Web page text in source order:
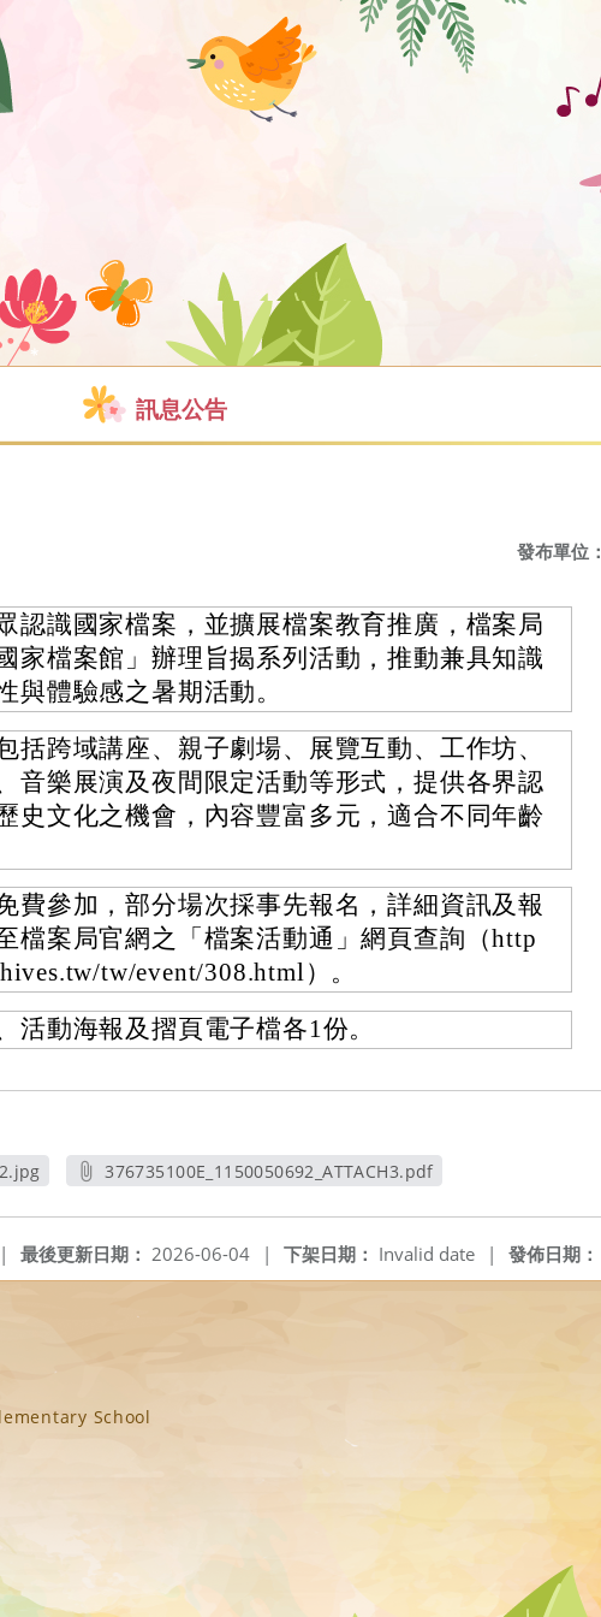
訊息公告
發布單位：
認識國家檔案，並擴展檔案教育推廣，檔案局
家檔案館」辦理旨揭系列活動，推動兼具知識
與體驗感之暑期活動。
括跨域講座、親子劇場、展覽互動、工作坊、
音樂展演及夜間限定活動等形式，提供各界認
史文化之機會，內容豐富多元，適合不同年齡
費參加，部分場次採事先報名，詳細資訊及報
檔案局官網之「檔案活動通」網頁查詢（http
tw/event/308.html）。
活動海報及摺頁電子檔各1份。
376735100E_1150050692_ATTACH3.pdf
發佈日期：
下架日期： Invalid date |
最後更新日期： 2026-06-04 |
|
School